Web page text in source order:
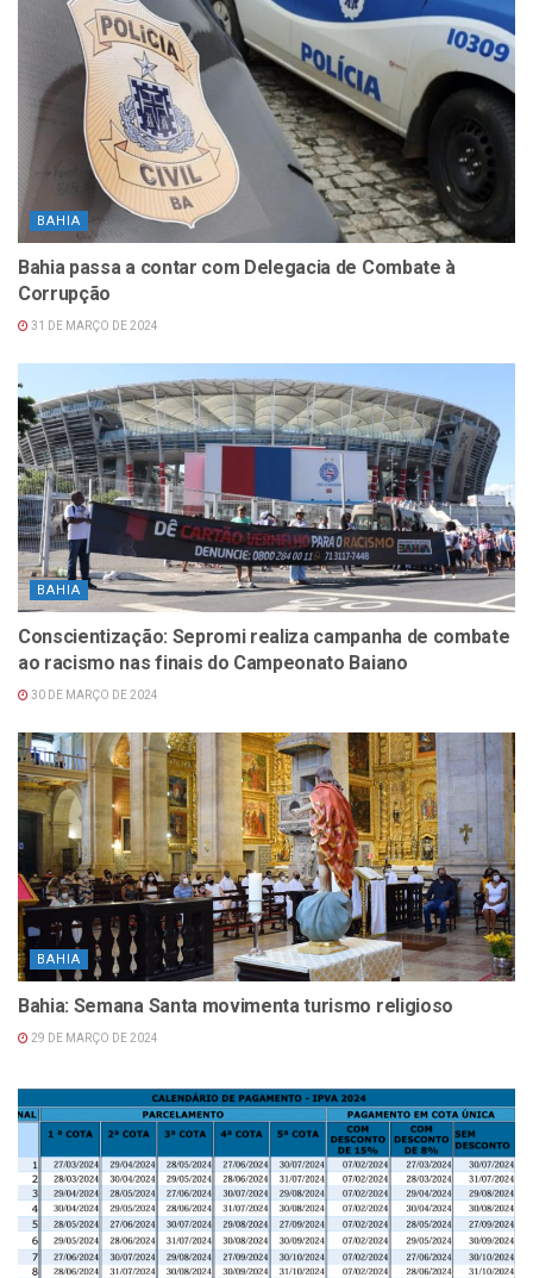
BAHIA
Bahia passa a contar com Delegacia de Combate à
Corrupção
31 DE MARÇO DE 2024
BAHIA
Conscientização: Sepromi realiza campanha de combate
ao racismo nas finais do Campeonato Baiano
30 DE MARÇO DE 2024
BAHIA
Bahia: Semana Santa movimenta turismo religioso
29 DE MARÇO DE 2024